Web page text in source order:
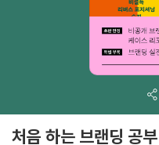
처음 하는 브랜딩 공부